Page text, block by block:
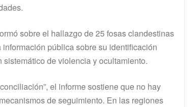
sobre el hallazgo de 25 fosas clandestinas
pública sobre su identificación
de violencia y ocultamiento.
el informe sostiene que no hay
de seguimiento. En las regiones